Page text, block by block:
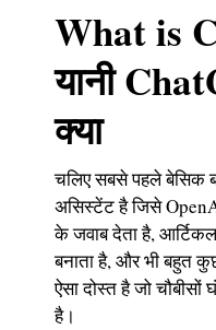
What is
यानी
क्या
चलिए सबसे पहले बेसिक
असिस्टेंट है जिसे
के जवाब देता है,
बनाता है, और भी बहुत
ऐसा दोस्त है जो
है।